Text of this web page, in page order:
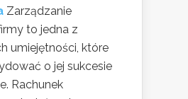
Zarządzanie
to jedna z
umiejętności, które
o jej sukcesie
Rachunek